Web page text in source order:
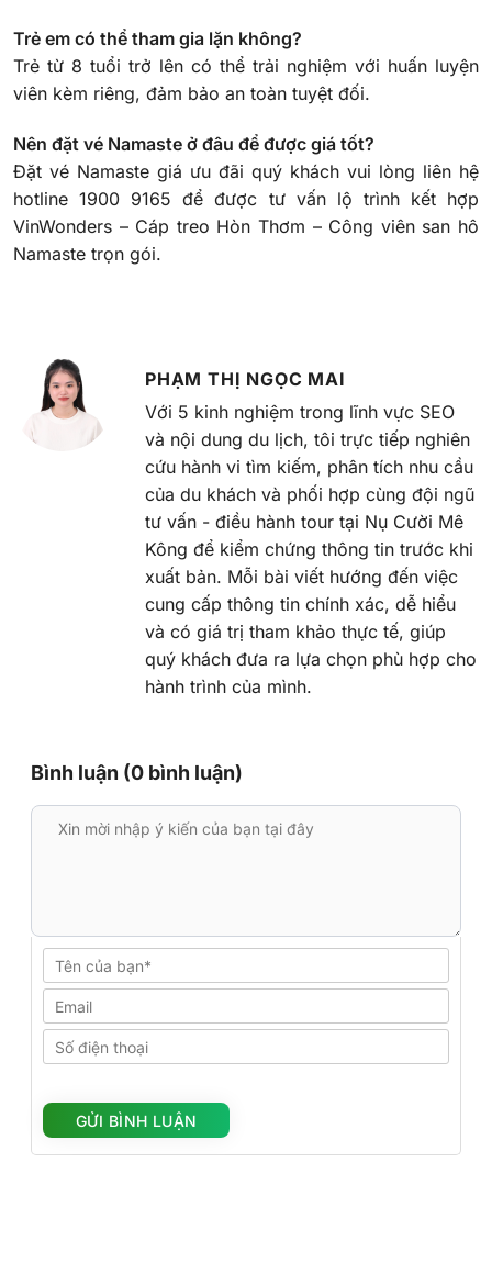
Trẻ em có thể tham gia lặn không?
Trẻ từ 8 tuổi trở lên có thể trải nghiệm với huấn luyện
viên kèm riêng, đảm bảo an toàn tuyệt đối.
Nên đặt vé Namaste ở đâu để được giá tốt?
Đặt vé Namaste giá ưu đãi quý khách vui lòng liên hệ
hotline 1900 9165 để được tư vấn lộ trình kết hợp
VinWonders – Cáp treo Hòn Thơm – Công viên san hô
Namaste trọn gói.
PHẠM THỊ NGỌC MAI
Với 5 kinh nghiệm trong lĩnh vực SEO
và nội dung du lịch, tôi trực tiếp nghiên
cứu hành vi tìm kiếm, phân tích nhu cầu
của du khách và phối hợp cùng đội ngũ
tư vấn - điều hành tour tại Nụ Cười Mê
Kông để kiểm chứng thông tin trước khi
xuất bản. Mỗi bài viết hướng đến việc
cung cấp thông tin chính xác, dễ hiểu
và có giá trị tham khảo thực tế, giúp
quý khách đưa ra lựa chọn phù hợp cho
hành trình của mình.
Bình luận (0 bình luận)